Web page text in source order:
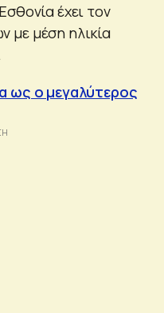
έχει τον
με μέση ηλικία
ως ο μεγαλύτερος